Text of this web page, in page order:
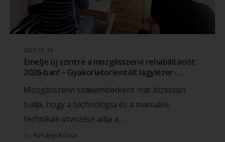
2025. 12. 16.
Emelje új szintre a mozgásszervi rehabilitációt
2026-ban! – Gyakorlatorientált lágylézer-
nél
Mozgásszervi szakemberként már biztosan
tudja, hogy a technológia és a manuális
technikák ötvözése adja a…
Rizsányi Rózsa